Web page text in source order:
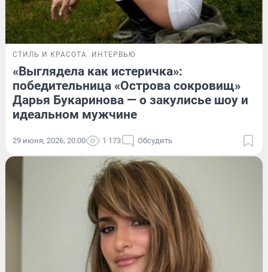
СТИЛЬ И КРАСОТА ИНТЕРВЬЮ
«Выглядела как истеричка»:
победительница «Острова сокровищ»
Дарья Букаринова — о закулисье шоу и
идеальном мужчине
29 июня, 2026, 20:00 1 173 Обсудить